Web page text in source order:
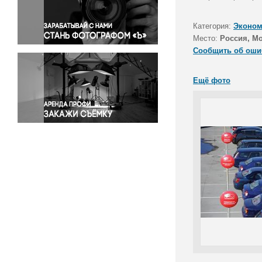
Правосудие
Происшествия и конфликты
Религия
Светская жизнь
Спорт
Экология
Экономика и бизнес
Категория:
Место: Россия,
Сообщить об
Ещё фото